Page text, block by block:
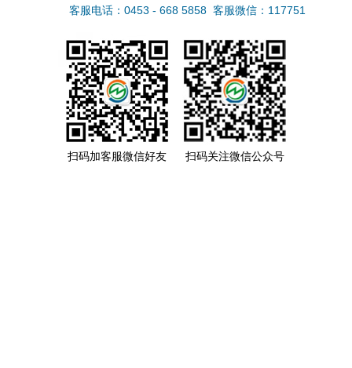
客服电话：0453 - 668 5858 客服微信：117751
扫码加客服微信好友 扫码关注微信公众号